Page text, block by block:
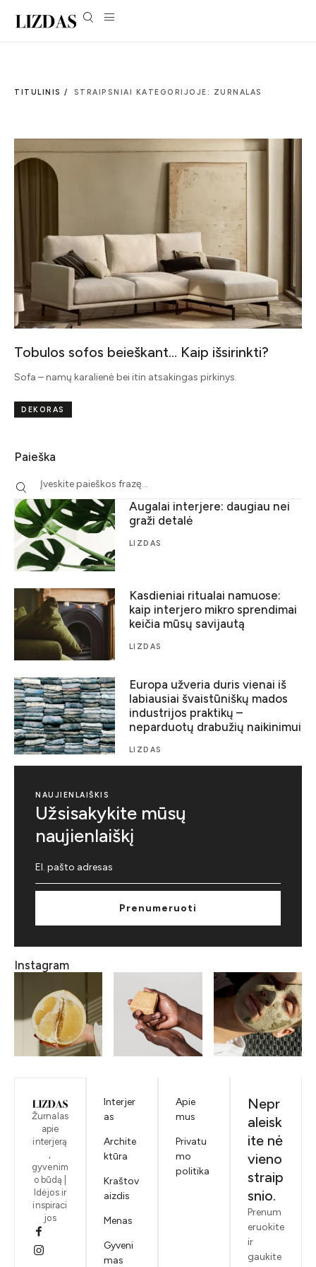
TITULINIS / STRAIPSNIAI KATEGORIJOJE: ZURNALAS
Tobulos sofos beieškant… Kaip išsirinkti?
Sofa – namų karalienė bei itin atsakingas pirkinys.
DEKORAS
Paieška
Augalai interjere: daugiau nei
graži detalė
LIZDAS
Kasdieniai ritualai namuose:
kaip interjero mikro sprendimai
keičia mūsų savijautą
LIZDAS
Europa užveria duris vienai iš
labiausiai švaistūniškų mados
industrijos praktikų –
neparduotų drabužių naikinimui
LIZDAS
NAUJIENLAIŠKIS
Užsisakykite mūsų
naujienlaiškį
Prenumeruoti
Instagram
Žurnalas
apie
interjerą
,
gyvenim
o būdą |
Idėjos ir
inspiraci
jos
Interjer
as
Archite
ktūra
Kraštov
aizdis
Menas
Gyveni
mas
Apie
mus
Privatu
mo
politika
Nepr
aleisk
ite nė
vieno
straip
snio.
Prenum
eruokite
ir
gaukite